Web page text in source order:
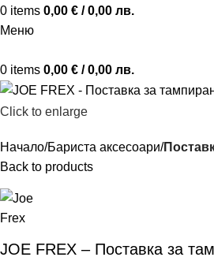
0 items 0,00 € / 0,00 лв.
Меню
0 items 0,00 € / 0,00 лв.
Click to enlarge
Начало Бариста аксесоари
Back to products
JOE FREX – Поставка за